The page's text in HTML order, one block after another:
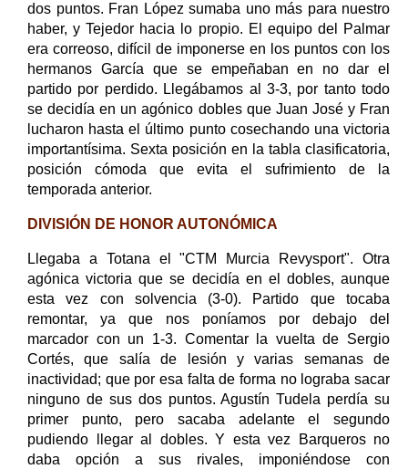
dos puntos. Fran López sumaba uno más para nuestro
haber, y Tejedor hacia lo propio. El equipo del Palmar
era correoso, difícil de imponerse en los puntos con los
hermanos García que se empeñaban en no dar el
partido por perdido. Llegábamos al 3-3, por tanto todo
se decidía en un agónico dobles que Juan José y Fran
lucharon hasta el último punto cosechando una victoria
importantísima. Sexta posición en la tabla clasificatoria,
posición cómoda que evita el sufrimiento de la
temporada anterior.
DIVISIÓN DE HONOR AUTONÓMICA
Llegaba a Totana el "CTM Murcia Revysport". Otra
agónica victoria que se decidía en el dobles, aunque
esta vez con solvencia (3-0). Partido que tocaba
remontar, ya que nos poníamos por debajo del
marcador con un 1-3. Comentar la vuelta de Sergio
Cortés, que salía de lesión y varias semanas de
inactividad; que por esa falta de forma no lograba sacar
ninguno de sus dos puntos. Agustín Tudela perdía su
primer punto, pero sacaba adelante el segundo
pudiendo llegar al dobles. Y esta vez Barqueros no
daba opción a sus rivales, imponiéndose con